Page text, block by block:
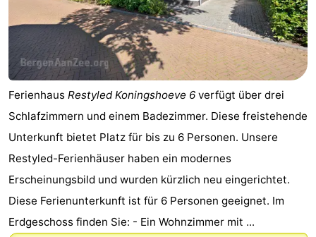
Ferienhaus Restyled Koningshoeve 6 verfügt über drei
Schlafzimmern und einem Badezimmer. Diese freistehende
Unterkunft bietet Platz für bis zu 6 Personen. Unsere
Restyled-Ferienhäuser haben ein modernes
Erscheinungsbild und wurden kürzlich neu eingerichtet.
Diese Ferienunterkunft ist für 6 Personen geeignet. Im
Erdgeschoss finden Sie: - Ein Wohnzimmer mit ...